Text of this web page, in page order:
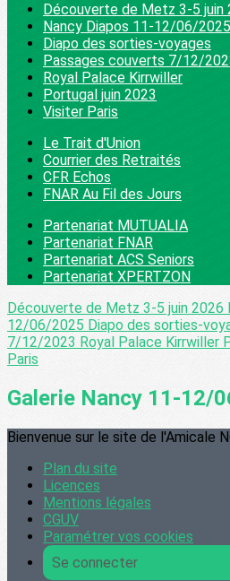
Découverte de Metz 3-5 juin
Nancy Diapos 11-12/06/2025
Diapo des sorties-voyages
Passages couverts 7/12/
Royal Palace Kirrwiller
Portugal juin 2023
Visiter Paris
Le Trait d'Union
Courrier des Retraités
CFR Echos
FNAR Au Fil des Jours
Partenariat MUTUALIA
Partenariat FNAR
Partenariat ACS Seniors
Partenariat XPERTZON
Découverte de Metz 3-5 juin 2026
12/06/2025 Diapo des sorties-
7/12/2023 Royal Palace Kirrwiller
Paris
Galerie Nancy 11-12/
Bienvenue sur le site de l'Amicale
Plan du site
Licences
Mentions légales
CGUV
Paramétrer vos cookies
Se connecter